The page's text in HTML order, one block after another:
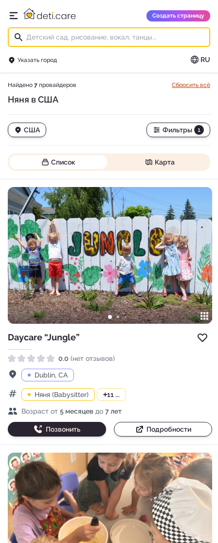
Открыть главное меню
deti.care Создать страницу
Указать город RU
Найдено 7 провайдеров Сбросить всё
Няня в США
США Фильтры 1
Список Карта
Daycare “Jungle”
0.0 (нет отзывов)
Адрес
Dublin, CA
КатегорииНяня (Babysitter) +11 ...
Возраст детей
Возраст от 5 месяцев до 7 лет
Позвонить Подробности